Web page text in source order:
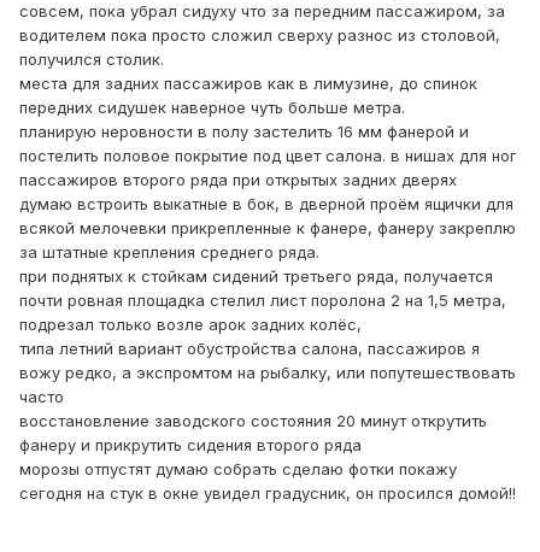
совсем, пока убрал сидуху что за передним пассажиром, за
водителем пока просто сложил сверху разнос из столовой,
получился столик.
места для задних пассажиров как в лимузине, до спинок
передних сидушек наверное чуть больше метра.
планирую неровности в полу застелить 16 мм фанерой и
постелить половое покрытие под цвет салона. в нишах для ног
пассажиров второго ряда при открытых задних дверях
думаю встроить выкатные в бок, в дверной проём ящички для
всякой мелочевки прикрепленные к фанере, фанеру закреплю
за штатные крепления среднего ряда.
при поднятых к стойкам сидений третьего ряда, получается
почти ровная площадка стелил лист поролона 2 на 1,5 метра,
подрезал только возле арок задних колёс,
типа летний вариант обустройства салона, пассажиров я
вожу редко, а экспромтом на рыбалку, или попутешествовать
часто
восстановление заводского состояния 20 минут открутить
фанеру и прикрутить сидения второго ряда
морозы отпустят думаю собрать сделаю фотки покажу
сегодня на стук в окне увидел градусник, он просился домой!!